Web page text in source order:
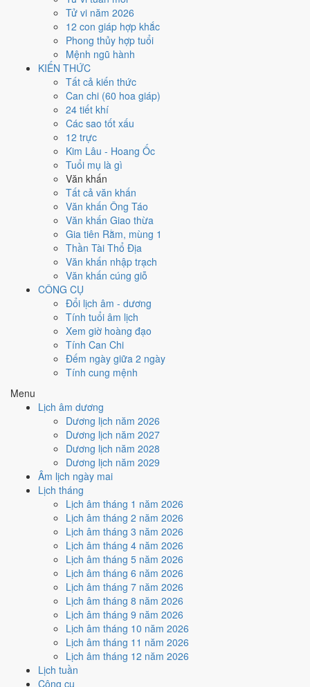
Tử vi năm 2026
12 con giáp hợp khắc
Phong thủy hợp tuổi
Mệnh ngũ hành
KIẾN THỨC
Tất cả kiến thức
Can chi (60 hoa giáp)
24 tiết khí
Các sao tốt xấu
12 trực
Kim Lâu - Hoang Ốc
Tuổi mụ là gì
Văn khấn
Tất cả văn khấn
Văn khấn Ông Táo
Văn khấn Giao thừa
Gia tiên Rằm, mùng 1
Thần Tài Thổ Địa
Văn khấn nhập trạch
Văn khấn cúng giỗ
CÔNG CỤ
Đổi lịch âm - dương
Tính tuổi âm lịch
Xem giờ hoàng đạo
Tính Can Chi
Đếm ngày giữa 2 ngày
Tính cung mệnh
Menu
Lịch âm dương
Dương lịch năm 2026
Dương lịch năm 2027
Dương lịch năm 2028
Dương lịch năm 2029
Âm lịch ngày mai
Lịch tháng
Lịch âm tháng 1 năm 2026
Lịch âm tháng 2 năm 2026
Lịch âm tháng 3 năm 2026
Lịch âm tháng 4 năm 2026
Lịch âm tháng 5 năm 2026
Lịch âm tháng 6 năm 2026
Lịch âm tháng 7 năm 2026
Lịch âm tháng 8 năm 2026
Lịch âm tháng 9 năm 2026
Lịch âm tháng 10 năm 2026
Lịch âm tháng 11 năm 2026
Lịch âm tháng 12 năm 2026
Lịch tuần
Công cụ
sinh thừa) nhưng gặp SaoNgọc Đường hoàng đạo
7 việc chính7.4/10nên đây làNgày Cát
Tỵ, Dậu, Týhợp ngày; tuổi
Ngày 18/11/2027 chỉ đạt7.4/10
đây tốt hơnđể thay thế, xem mục xử lý bên dưới.
Ngày 18/11/2027 tốt hay xấu cho
việc gì?
Ngày 18/11/2027 đạt7.4/10
Đào giếng - mở mương (10/10)
. Trực Mãn (ngày đầy đủ, viên mãn nhưng dễ phát sinh thừa)
nhưng gặp Sao Ngọc Đường hoàng đạo nên điểm từng việc chênh
nhau như bảng dưới.
Cưới hỏi - đính hôn
Trung bình
Cưới hỏi - đính hôn hôm nay ở
Ngày Hoàng Đạo
Cách tính ngày tốt
Khai trương - mở cửa hàng
Rất tốt
Khai trương - mở cửa hàng hôm nay ở
Trực Mãn và Ngày Hoàng Đạo
🤝
Ký hợp đồng - giao ước
6
/10Tốt
Ký hợp đồng - giao ước hôm nay ở
Ngày Hoàng Đạo.
Cách tính ngày tốt
🏗️ Động thổ - khởi công
9
/10Rất tốt
Động thổ - khởi công hôm nay ởmức rất tốt (9/10)
Trực Mãn và Ngày Hoàng Đạo.
Cách tính ngày tốt
Nhập trạch - vào nhà mới
Tốt
Nhập trạch - vào nhà mới hôm nay ở
Ngày Hoàng Đạo.
Cách tính ngày tốt
Mua xe - tậu xe
Rất tốt
Mua xe - tậu xe hôm nay ởmức rất tốt (9/10)
Mãn và Ngày Hoàng Đạo